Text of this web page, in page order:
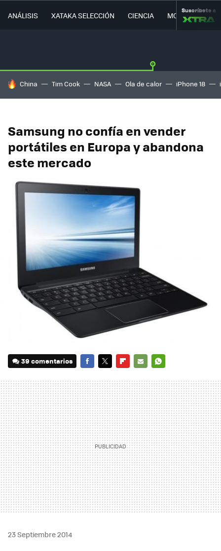
ANÁLISIS XATAKA SELECCIÓN CIENCIA MOVILIDAD
Suscríbete a
HOY SE HABLA DE
China Tim Cook NASA Ola de calor iPhone 18
Samsung no confía en vender
portátiles en Europa y abandona
este mercado
39 comentarios
MAIL
23 Septiembre 2014